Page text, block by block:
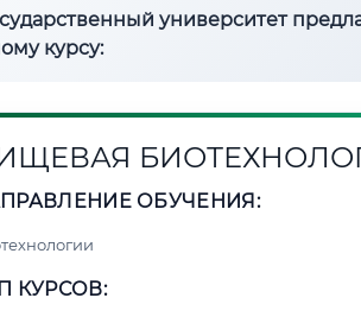
университет
курсу:
ОБУЧЕНИЯ:
КУРСОВ: